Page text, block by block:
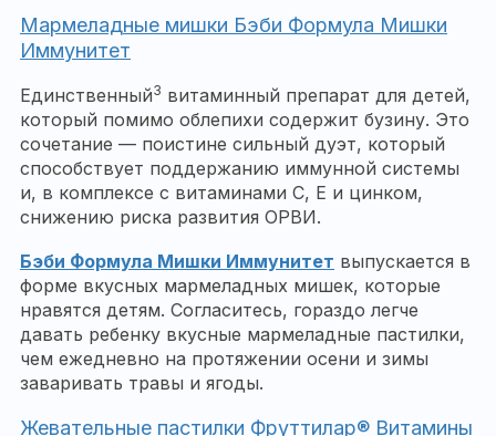
Мармеладные мишки Бэби Формула Мишки
Иммунитет
Единственный3 витаминный препарат для детей,
который помимо облепихи содержит бузину. Это
сочетание — поистине сильный дуэт, который
способствует поддержанию иммунной системы
и, в комплексе с витаминами С, Е и цинком,
снижению риска развития ОРВИ.
Бэби Формула Мишки Иммунитет выпускается в
форме вкусных мармеладных мишек, которые
нравятся детям. Согласитесь, гораздо легче
давать ребенку вкусные мармеладные пастилки,
чем ежедневно на протяжении осени и зимы
заваривать травы и ягоды.
Жевательные пастилки Фруттилар® Витамины